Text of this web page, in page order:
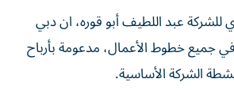
للشركة عبد اللطيف أبو قوره، ان دبي
جميع خطوط الأعمال، مدعومة بأرباح
الشركة الأساسية.